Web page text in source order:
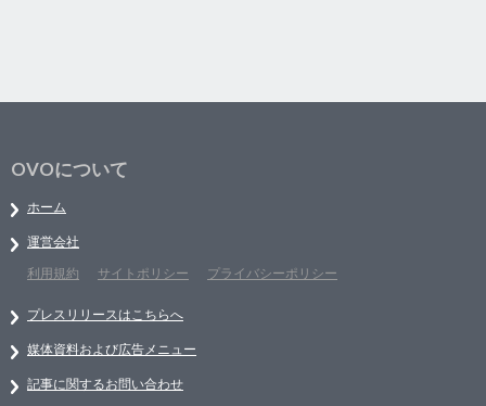
OVOについて
ホーム
運営会社
利用規約
サイトポリシー プライバシーポリシー
プレスリリースはこちらへ
媒体資料および広告メニュー
記事に関するお問い合わせ